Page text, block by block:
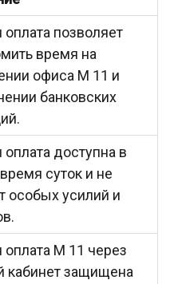
оплата позволяет
время на
офиса М 11 и
банковских
оплата доступна в
суток и не
особых усилий и
оплата М 11 через
кабинет защищена